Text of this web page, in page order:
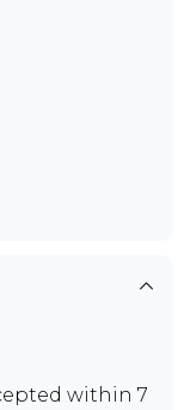
within 7